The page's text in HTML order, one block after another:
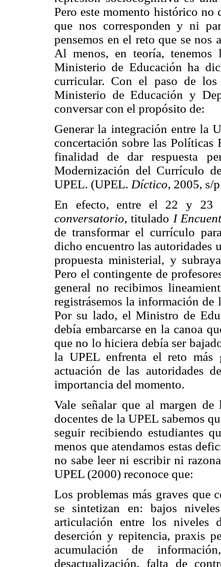
Pero este momento histórico no
que nos corresponden y ni
pensemos en el reto que se nos
Al menos, en teoría,
Ministerio de Educación ha
curricular. Con el paso de
Ministerio de Educación y
conversar con el propósito de:
Generar la integración entre la
concertación sobre las Políticas
finalidad de dar respuesta
Modernización del Currículo
UPEL. (UPEL. Díctico, 2005, s/
En efecto, entre el 22 y 23
conversatorio, titulado I
de transformar el currículo
dicho encuentro las autoridades
propuesta ministerial, y
Pero el contingente de
general no recibimos
registrásemos la información de
Por su lado, el Ministro de
debía embarcarse en la canoa
que no lo hiciera debía ser
la UPEL enfrenta el reto más
actuación de las autoridades
importancia del momento.
Vale señalar que al margen
docentes de la UPEL sabemos
seguir recibiendo estudiantes
menos que atendamos estas
no sabe leer ni escribir ni
UPEL (2000) reconoce que:
Los problemas más graves que
se sintetizan en: bajos
articulación entre los niveles
deserción y repitencia, praxis
acumulación de
desactualización, falta de